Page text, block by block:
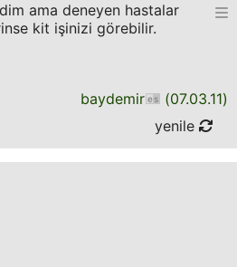
ama deneyen hastalar
kit işinizi görebilir.
baydemir (07.03.11)
yenile